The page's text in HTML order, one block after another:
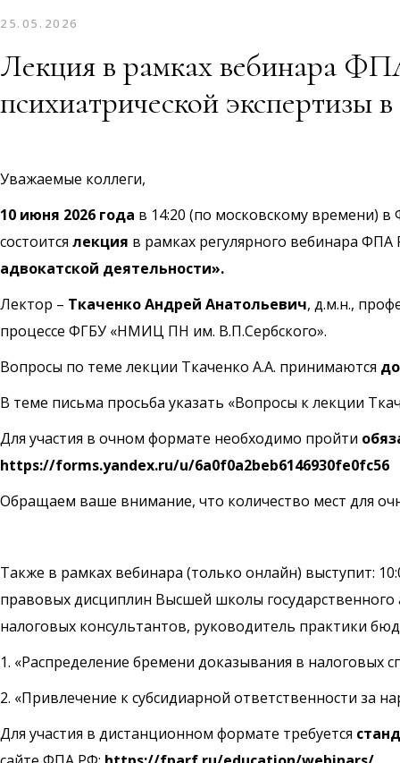
25.05.2026
Лекция в рамках вебинара
психиатрической экспертизы
Уважаемые коллеги,
10 июня 2026 года в 14:20 (по московскому времени)
состоится лекция в рамках регулярного вебинара
адвокатской деятельности».
Лектор – Ткаченко Андрей Анатольевич, д.м.н.,
процессе ФГБУ «НМИЦ ПН им. В.П.Сербского».
Вопросы по теме лекции Ткаченко А.А. принимаются
В теме письма просьба указать «Вопросы к лекции
Для участия в очном формате необходимо пройти
https://forms.yandex.ru/u/6a0f0a2beb6146930fe0fc56
Обращаем ваше внимание, что количество мест для
Также в рамках вебинара (только онлайн) выступит:
правовых дисциплин Высшей школы
налоговых консультантов, руководитель практики
1. «Распределение бремени доказывания в налоговых
2. «Привлечение к субсидиарной ответственности за
Для участия в дистанционном формате требуется